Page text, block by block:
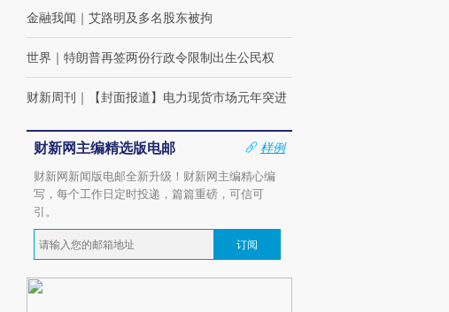
金融我闻 ｜ 艾路明及多名股东被拘
世界 ｜ 特朗普再签两份行政令限制出生公民权
财新周刊 ｜ 【封面报道】电力现货市场元年突进
财新网主编精选版电邮
样例
财新网新闻版电邮全新升级！财新网主编精心编
写，每个工作日定时投递，篇篇重磅，可信可
引。
订阅